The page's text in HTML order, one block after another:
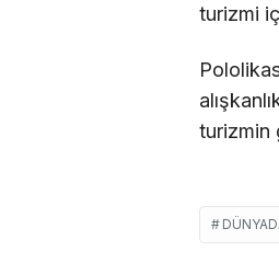
turizmi
turizmin